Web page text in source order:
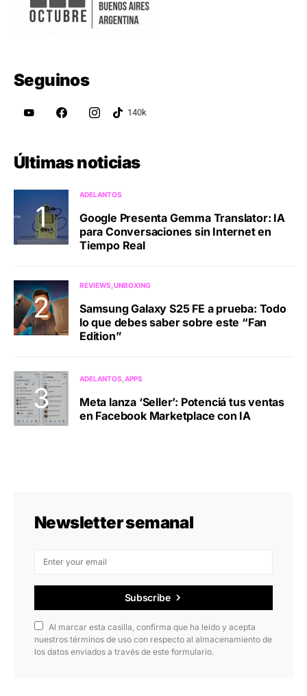
Seguinos
Últimas noticias
ADELANTOS
Google Presenta Gemma Translator: IA
para Conversaciones sin Internet en
Tiempo Real
REVIEWS UNBOXING
Samsung Galaxy S25 FE a prueba: Todo
lo que debes saber sobre este “Fan
Edition”
ADELANTOS APPS
Meta lanza ‘Seller’: Potenciá tus ventas
en Facebook Marketplace con IA
Newsletter semanal
Subscribe
Al marcar esta casilla, confirma que ha leído y acepta
nuestros términos de uso con respecto al almacenamiento de
los datos enviados a través de este formulario.